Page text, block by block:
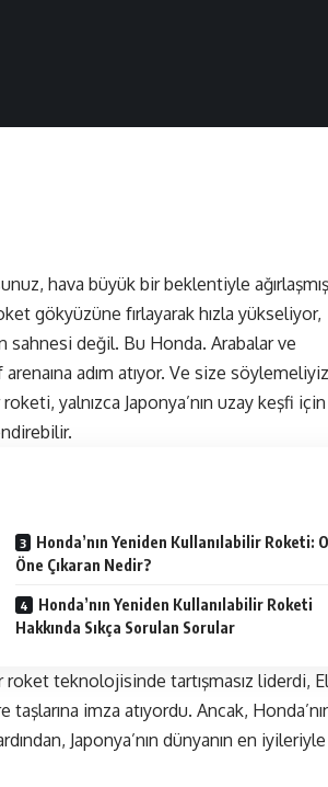
hava büyük bir beklentiyle
gökyüzüne fırlayarak hızla yükseliyor,
sahnesi değil. Bu Honda. Arabalar ve
adım atıyor. Ve size
roketi, yalnızca Japonya’nın uzay keşfi
Honda’nın Yeniden Kullanılabilir Roketi:
Öne Çıkaran Nedir?
Honda’nın Yeniden Kullanılabilir Roketi
Hakkında Sıkça Sorulan Sorular
roket teknolojisinde tartışmasız liderdi,
imza atıyordu. Ancak,
Japonya’nın dünyanın en